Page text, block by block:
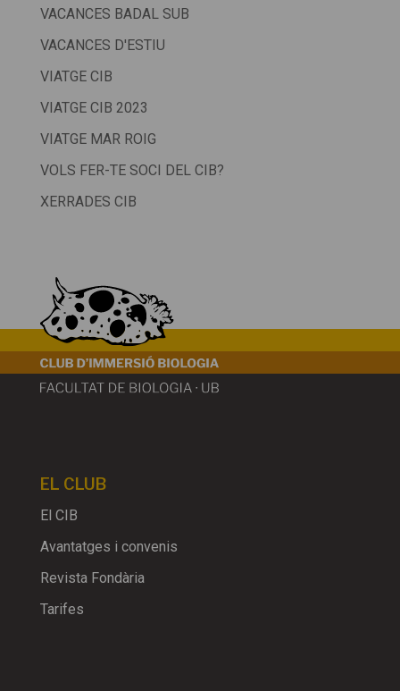
VACANCES BADAL SUB
VACANCES D'ESTIU
VIATGE CIB
VIATGE CIB 2023
VIATGE MAR ROIG
VOLS FER-TE SOCI DEL CIB?
XERRADES CIB
EL CLUB
El CIB
Avantatges i convenis
Revista Fondària
Tarifes